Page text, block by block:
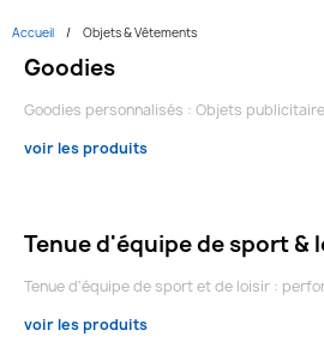
Accueil Objets & Vêtements
Goodies
Goodies personnalisés : Objets
voir les produits
Tenue d'équipe de sport &
Tenue d'équipe de sport et de loisir :
voir les produits